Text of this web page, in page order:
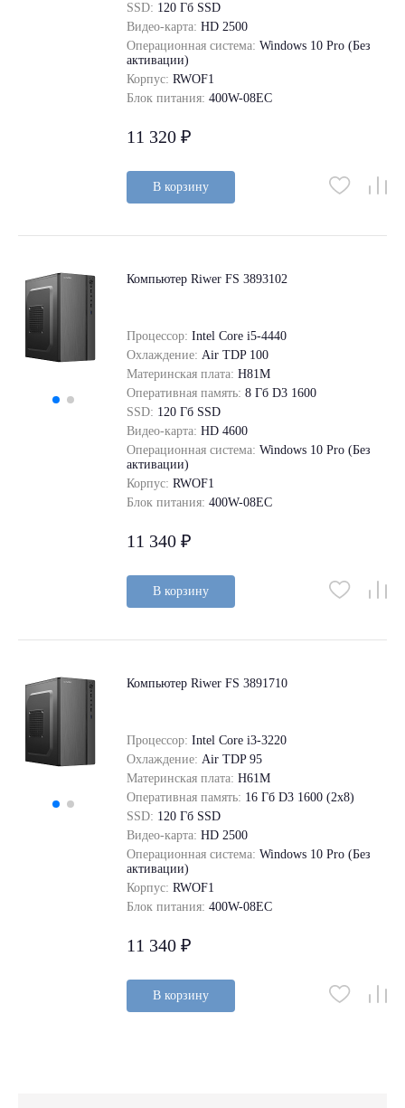
SSD: 120 Гб SSD
Видео-карта: HD 2500
Операционная система: Windows 10 Pro (Без
активации)
Корпус: RWOF1
Блок питания: 400W-08EC
11 320 ₽
В корзину
Компьютер Riwer FS 3893102
Процессор: Intel Core i5-4440
Охлаждение: Air TDP 100
Материнская плата: H81M
Оперативная память: 8 Гб D3 1600
SSD: 120 Гб SSD
Видео-карта: HD 4600
Операционная система: Windows 10 Pro (Без
активации)
Корпус: RWOF1
Блок питания: 400W-08EC
11 340 ₽
В корзину
Компьютер Riwer FS 3891710
Процессор: Intel Core i3-3220
Охлаждение: Air TDP 95
Материнская плата: H61M
Оперативная память: 16 Гб D3 1600 (2x8)
SSD: 120 Гб SSD
Видео-карта: HD 2500
Операционная система: Windows 10 Pro (Без
активации)
Корпус: RWOF1
Блок питания: 400W-08EC
11 340 ₽
В корзину